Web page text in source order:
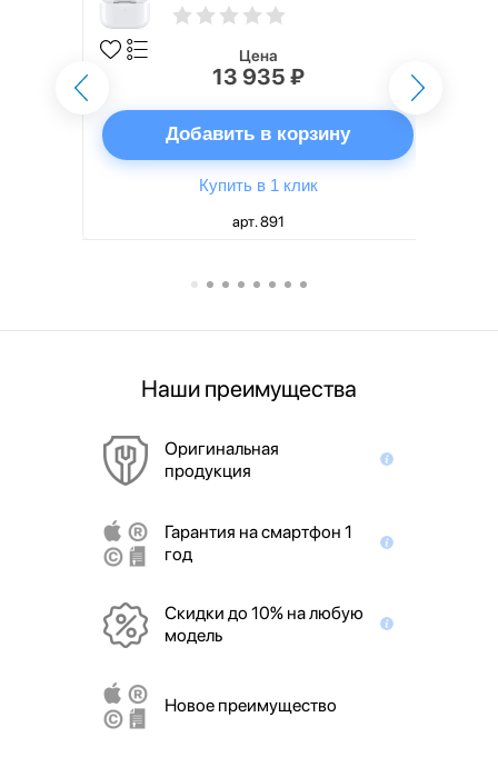
Цена
13 935 ₽
Добавить в корзину
Купить в 1 клик
арт. 891
Наши преимущества
Оригинальная
продукция
Гарантия на смартфон 1
год
Скидки до 10% на любую
модель
Новое преимущество